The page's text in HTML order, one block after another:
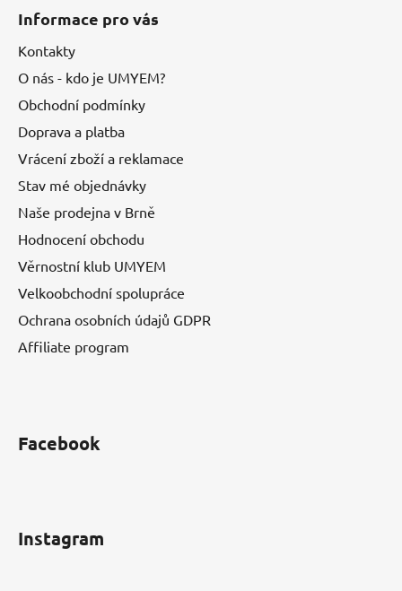
Informace pro vás
Kontakty
O nás - kdo je UMYEM?
Obchodní podmínky
Doprava a platba
Vrácení zboží a reklamace
Stav mé objednávky
Naše prodejna v Brně
Hodnocení obchodu
Věrnostní klub UMYEM
Velkoobchodní spolupráce
Ochrana osobních údajů GDPR
Affiliate program
Facebook
Instagram